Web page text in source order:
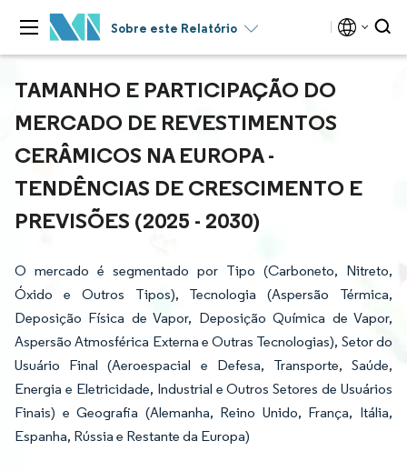
Sobre este Relatório
TAMANHO E PARTICIPAÇÃO DO
MERCADO DE REVESTIMENTOS
CERÂMICOS NA EUROPA -
TENDÊNCIAS DE CRESCIMENTO E
PREVISÕES (2025 - 2030)
O mercado é segmentado por Tipo (Carboneto, Nitreto,
Óxido e Outros Tipos), Tecnologia (Aspersão Térmica,
Deposição Física de Vapor, Deposição Química de Vapor,
Aspersão Atmosférica Externa e Outras Tecnologias), Setor do
Usuário Final (Aeroespacial e Defesa, Transporte, Saúde,
Energia e Eletricidade, Industrial e Outros Setores de Usuários
Finais) e Geografia (Alemanha, Reino Unido, França, Itália,
Espanha, Rússia e Restante da Europa)